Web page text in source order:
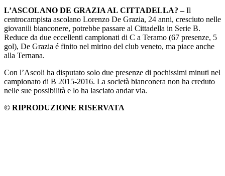
L’ASCOLANO DE GRAZIA AL CITTADELLA? –Il
centrocampista ascolano Lorenzo De Grazia, 24 anni, cresciuto nelle
giovanili bianconere, potrebbe passare al Cittadella in Serie B.
Reduce da due eccellenti campionati di C a Teramo (67 presenze, 5
gol), De Grazia é finito nel mirino del club veneto, ma piace anche
alla Ternana.
Con l’Ascoli ha disputato solo due presenze di pochissimi minuti nel
campionato di B 2015-2016. La società bianconera non ha creduto
nelle sue possibilità e lo ha lasciato andar via.
© RIPRODUZIONE RISERVATA